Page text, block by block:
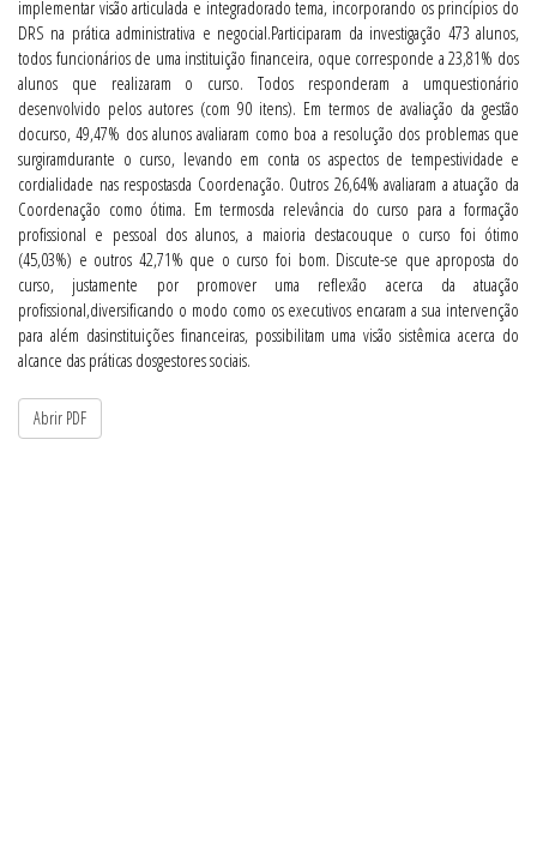
implementar visão articulada e integradorado tema, incorporando os princípios do
DRS na prática administrativa e negocial.Participaram da investigação 473 alunos,
todos funcionários de uma instituição financeira, oque corresponde a 23,81% dos
alunos que realizaram o curso. Todos responderam a umquestionário
desenvolvido pelos autores (com 90 itens). Em termos de avaliação da gestão
docurso, 49,47% dos alunos avaliaram como boa a resolução dos problemas que
surgiramdurante o curso, levando em conta os aspectos de tempestividade e
cordialidade nas respostasda Coordenação. Outros 26,64% avaliaram a atuação da
Coordenação como ótima. Em termosda relevância do curso para a formação
profissional e pessoal dos alunos, a maioria destacouque o curso foi ótimo
(45,03%) e outros 42,71% que o curso foi bom. Discute-se que aproposta do
curso, justamente por promover uma reflexão acerca da atuação
profissional,diversificando o modo como os executivos encaram a sua intervenção
para além dasinstituições financeiras, possibilitam uma visão sistêmica acerca do
alcance das práticas dosgestores sociais.
Abrir PDF